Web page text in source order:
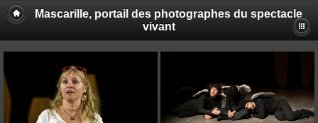
Mascarille, portail des photographes du spectacle
vivant